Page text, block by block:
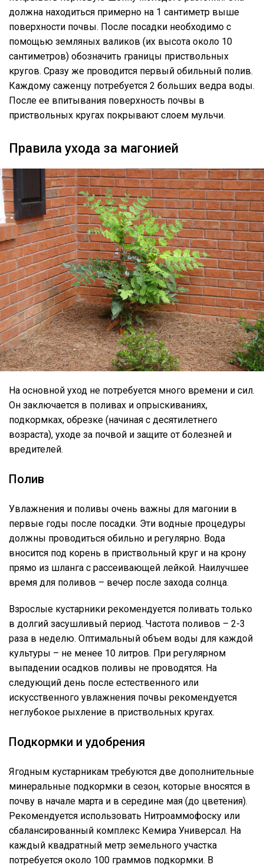
должна находиться примерно на 1 сантиметр выше
поверхности почвы. После посадки необходимо с
помощью земляных валиков (их высота около 10
сантиметров) обозначить границы приствольных
кругов. Сразу же проводится первый обильный полив.
Каждому саженцу потребуется 2 больших ведра воды.
После ее впитывания поверхность почвы в
приствольных кругах покрывают слоем мульчи.
Правила ухода за магонией
На основной уход не потребуется много времени и сил.
Он заключается в поливах и опрыскиваниях,
подкормках, обрезке (начиная с десятилетнего
возраста), уходе за почвой и защите от болезней и
вредителей.
Полив
Увлажнения и поливы очень важны для магонии в
первые годы после посадки. Эти водные процедуры
должны проводиться обильно и регулярно. Вода
вносится под корень в приствольный круг и на крону
прямо из шланга с рассеивающей лейкой. Наилучшее
время для поливов – вечер после захода солнца.
Взрослые кустарники рекомендуется поливать только
в долгий засушливый период. Частота поливов – 2-3
раза в неделю. Оптимальный объем воды для каждой
культуры – не менее 10 литров. При регулярном
выпадении осадков поливы не проводятся. На
следующий день после естественного или
искусственного увлажнения почвы рекомендуется
неглубокое рыхление в приствольных кругах.
Подкормки и удобрения
Ягодным кустарникам требуются две дополнительные
минеральные подкормки в сезон, которые вносятся в
почву в начале марта и в середине мая (до цветения).
Рекомендуется использовать Нитроаммофоску или
сбалансированный комплекс Кемира Универсал. На
каждый квадратный метр земельного участка
потребуется около 100 граммов подкормки. В